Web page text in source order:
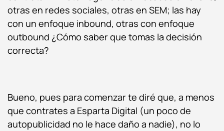
otras en redes sociales, otras en SEM; las hay
con un enfoque inbound, otras con enfoque
outbound ¿Cómo saber que tomas la decisión
correcta?
Bueno, pues para comenzar te diré que, a menos
que contrates a Esparta Digital (un poco de
autopublicidad no le hace daño a nadie), no lo